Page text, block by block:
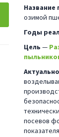
Название
озимой
Годы
Цель —
посевов